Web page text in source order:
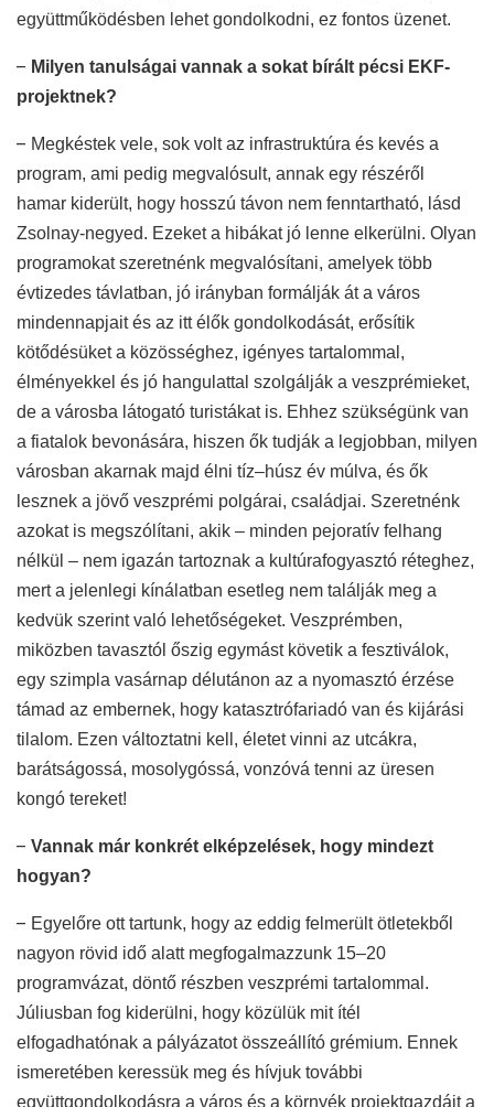
együttműködésben lehet gondolkodni, ez fontos üzenet.
– Milyen tanulságai vannak a sokat bírált pécsi EKF-
projektnek?
– Megkéstek vele, sok volt az infrastruktúra és kevés a
program, ami pedig megvalósult, annak egy részéről
hamar kiderült, hogy hosszú távon nem fenntartható, lásd
Zsolnay-negyed. Ezeket a hibákat jó lenne elkerülni. Olyan
programokat szeretnénk megvalósítani, amelyek több
évtizedes távlatban, jó irányban formálják át a város
mindennapjait és az itt élők gondolkodását, erősítik
kötődésüket a közösséghez, igényes tartalommal,
élményekkel és jó hangulattal szolgálják a veszprémieket,
de a városba látogató turistákat is. Ehhez szükségünk van
a fiatalok bevonására, hiszen ők tudják a legjobban, milyen
városban akarnak majd élni tíz–húsz év múlva, és ők
lesznek a jövő veszprémi polgárai, családjai. Szeretnénk
azokat is megszólítani, akik – minden pejoratív felhang
nélkül – nem igazán tartoznak a kultúrafogyasztó réteghez,
mert a jelenlegi kínálatban esetleg nem találják meg a
kedvük szerint való lehetőségeket. Veszprémben,
miközben tavasztól őszig egymást követik a fesztiválok,
egy szimpla vasárnap délutánon az a nyomasztó érzése
támad az embernek, hogy katasztrófariadó van és kijárási
tilalom. Ezen változtatni kell, életet vinni az utcákra,
barátságossá, mosolygóssá, vonzóvá tenni az üresen
kongó tereket!
– Vannak már konkrét elképzelések, hogy mindezt
hogyan?
– Egyelőre ott tartunk, hogy az eddig felmerült ötletekből
nagyon rövid idő alatt megfogalmazzunk 15–20
programvázat, döntő részben veszprémi tartalommal.
Júliusban fog kiderülni, hogy közülük mit ítél
elfogadhatónak a pályázatot összeállító grémium. Ennek
ismeretében keressük meg és hívjuk további
együttgondolkodásra a város és a környék projektgazdáit a